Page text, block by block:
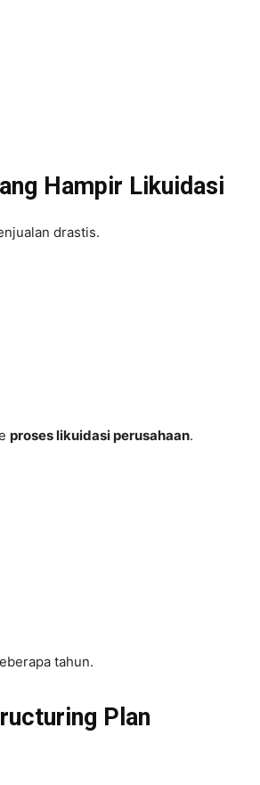
Hampir Likuidasi
drastis.
proses likuidasi perusahaan.
tahun.
Plan